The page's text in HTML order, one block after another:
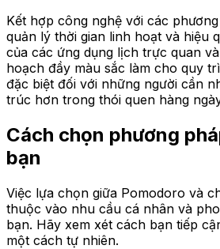
Kết hợp công nghệ với các
quản lý thời gian linh hoạt và hiệu
của các ứng dụng lịch trực quan
hoạch đầy màu sắc làm cho quy
đặc biệt đối với những người cần
trúc hơn trong thói quen hàng
Cách chọn phương
bạn
Việc lựa chọn giữa Pomodoro và
thuộc vào nhu cầu cá nhân và
bạn. Hãy xem xét cách bạn tiếp
một cách tự nhiên.